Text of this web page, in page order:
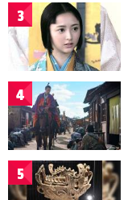
3
4
5